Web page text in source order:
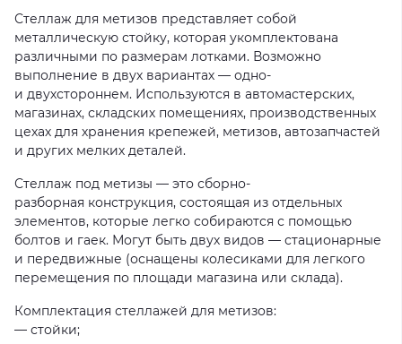
Стеллаж для метизов представляет собой
металлическую стойку, которая укомплектована
различными по размерам лотками. Возможно
выполнение в двух вариантах — одно-
и двухстороннем. Используются в автомастерских,
магазинах, складских помещениях, производственных
цехах для хранения крепежей, метизов, автозапчастей
и других мелких деталей.
Стеллаж под метизы — это сборно-
разборная конструкция, состоящая из отдельных
элементов, которые легко собираются с помощью
болтов и гаек. Могут быть двух видов — стационарные
и передвижные (оснащены колесиками для легкого
перемещения по площади магазина или склада).
Комплектация стеллажей для метизов:
— стойки;